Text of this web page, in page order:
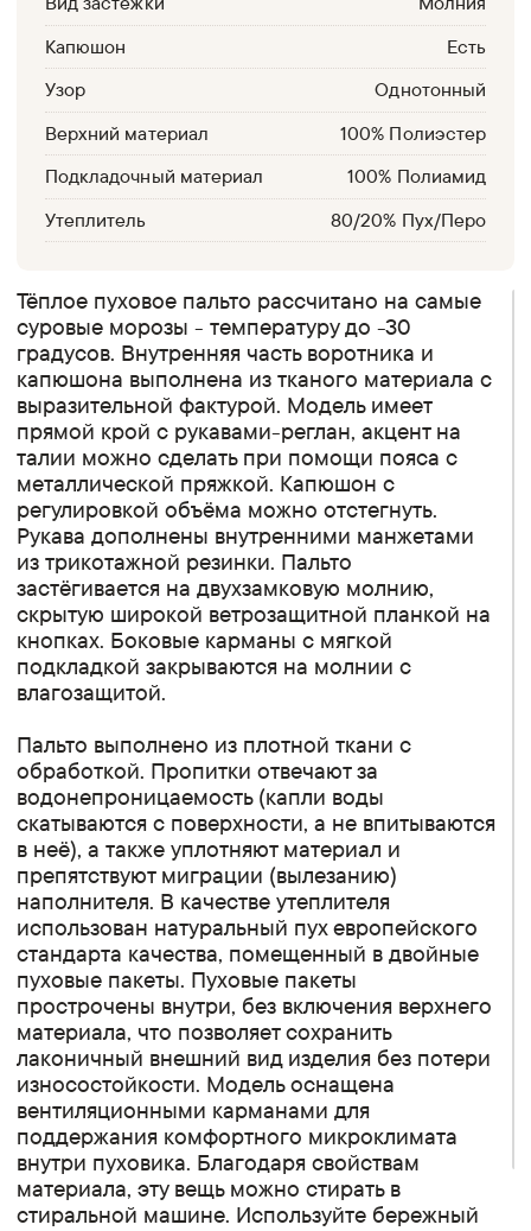
Тёплое пуховое пальто рассчитано на самые
суровые морозы - температуру до -30
градусов. Внутренняя часть воротника и
капюшона выполнена из тканого материала с
выразительной фактурой. Модель имеет
прямой крой с рукавами-реглан, акцент на
талии можно сделать при помощи пояса с
металлической пряжкой. Капюшон с
регулировкой объёма можно отстегнуть.
Рукава дополнены внутренними манжетами
из трикотажной резинки. Пальто
застёгивается на двухзамковую молнию,
скрытую широкой ветрозащитной планкой на
кнопках. Боковые карманы с мягкой
подкладкой закрываются на молнии с
влагозащитой.
Пальто выполнено из плотной ткани с
обработкой. Пропитки отвечают за
водонепроницаемость (капли воды
скатываются с поверхности, а не впитываются
в неё), а также уплотняют материал и
препятствуют миграции (вылезанию)
наполнителя. В качестве утеплителя
использован натуральный пух европейского
стандарта качества, помещенный в двойные
пуховые пакеты. Пуховые пакеты
прострочены внутри, без включения верхнего
материала, что позволяет сохранить
лаконичный внешний вид изделия без потери
износостойкости. Модель оснащена
вентиляционными карманами для
поддержания комфортного микроклимата
внутри пуховика. Благодаря свойствам
материала, эту вещь можно стирать в
стиральной машине. Используйте бережный
Капюшон
Есть
Узор
Однотонный
Верхний материал
100% Полиэстер
Подкладочный материал
100% Полиамид
Утеплитель
80/20% Пух/Перо